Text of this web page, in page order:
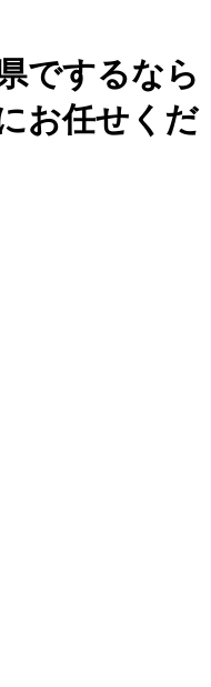
でするなら
お任せくだ